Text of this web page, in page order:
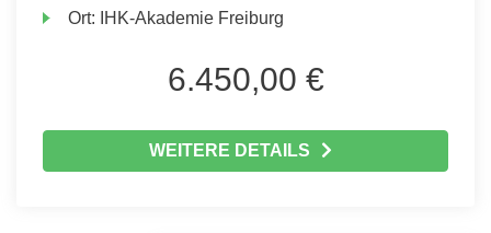
Ort: IHK-Akademie Freiburg
6.450,00 €
WEITERE DETAILS